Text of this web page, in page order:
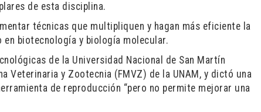
de esta disciplina.
técnicas que multipliquen y hagan más eficiente la
biotecnología y biología molecular.
de la Universidad Nacional de San Martín
Veterinaria y Zootecnia (FMVZ) de la UNAM, y dictó una
de reproducción “pero no permite mejorar una